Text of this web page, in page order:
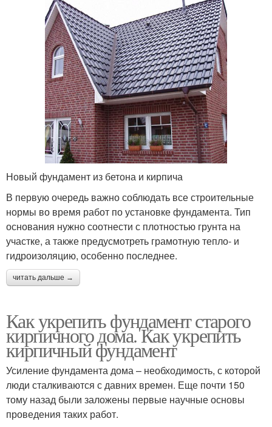
Новый фундамент из бетона и кирпича
В первую очередь важно соблюдать все строительные
нормы во время работ по установке фундамента. Тип
основания нужно соотнести с плотностью грунта на
участке, а также предусмотреть грамотную тепло- и
гидроизоляцию, особенно последнее.
читать дальше →
Как укрепить фундамент старого
кирпичного дома. Как укрепить
кирпичный фундамент
Усиление фундамента дома – необходимость, с которой
люди сталкиваются с давних времен. Еще почти 150
тому назад были заложены первые научные основы
проведения таких работ.